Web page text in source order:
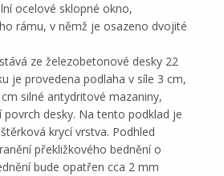
ocelové sklopné okno,
rámu, v němž je osazeno dvojité
ze železobetonové desky 22
je provedena podlaha v síle 3 cm,
silné antydritové mazaniny,
desky. Na tento podklad je
krycí vrstva. Podhled
překližkového bednění o
bude opatřen cca 2 mm